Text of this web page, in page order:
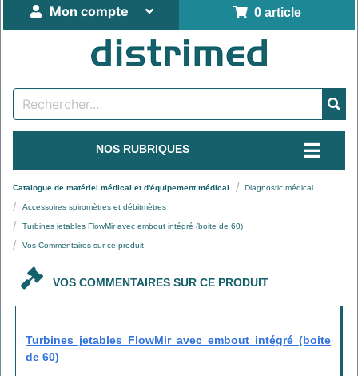
0 article
Mon compte
NOS RUBRIQUES
Catalogue de matériel médical et d'équipement médical Diagnostic médical
Accessoires spiromètres et débitmètres
Turbines jetables FlowMir avec embout intégré (boite de 60)
Vos Commentaires sur ce produit
VOS COMMENTAIRES SUR CE PRODUIT
Turbines jetables FlowMir avec embout intégré (boite
de 60)